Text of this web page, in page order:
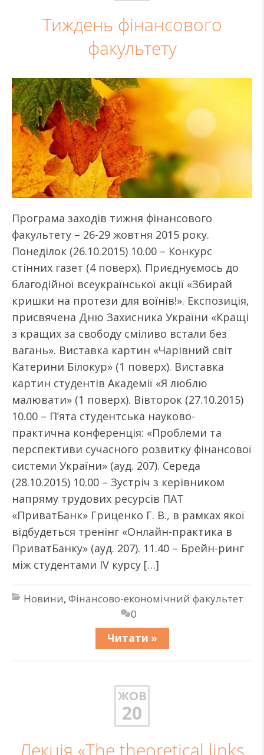
Тиждень фінансового
факультету
Програма заходів тижня фінансового
факультету – 26-29 жовтня 2015 року.
Понеділок (26.10.2015) 10.00 – Конкурс
стінних газет (4 поверх). Приєднуємось до
благодійної всеукраїнської акції «Збирай
кришки на протези для воїнів!». Експозиція,
присвячена Дню Захисника України «Кращі
з кращих за свободу сміливо встали без
вагань». Виставка картин «Чарівний світ
Катерини Білокур» (1 поверх). Виставка
картин студентів Академії «Я люблю
малювати» (1 поверх). Вівторок (27.10.2015)
10.00 – П’ята студентська науково-
практична конференція: «Проблеми та
перспективи сучасного розвитку фінансової
системи України» (ауд. 207). Середа
(28.10.2015) 10.00 – Зустріч з керівником
напряму трудових ресурсів ПАТ
«ПриватБанк» Гриценко Г. В., в рамках якої
відбудеться тренінг «Онлайн-практика в
ПриватБанку» (ауд. 207). 11.40 – Брейн-ринг
між студентами IV курсу […]
Новини, Фінансово-економічний факультет
0
Читати »
ЖОВ
20
Лекція «The theoretical links